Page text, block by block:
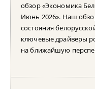
обзор «Экономика
Июнь 2026». Наш
состояния
ключевые драйверы
на ближайшую